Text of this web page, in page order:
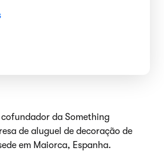
cofundador da Something
de aluguel de decoração de
em Maiorca, Espanha.